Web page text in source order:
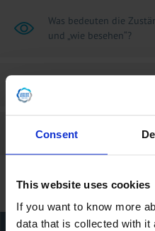
Consent
This website uses cookies
If you want to know more
data that is collected with it
Was bedeuten die
und „wie besehen“?
Kann LDFE auch